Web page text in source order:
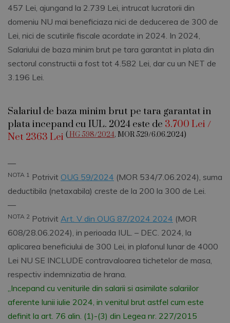
457 Lei, ajungand la 2.739 Lei, intrucat lucratorii din
domeniu NU mai beneficiaza nici de deducerea de 300 de
Lei, nici de scutirile fiscale acordate in 2024. In 2024,
Salariului de baza minim brut pe tara garantat in plata din
sectorul constructii a fost tot 4.582 Lei, dar cu un NET de
3.196 Lei.
Salariul de baza minim brut pe tara garantat in
plata incepand cu IUL. 2024 este de 3.700 Lei /
Net 2363 Lei ( HG 598/2024, MOR 529/6.06.2024)
––
NOTA 1 Potrivit OUG 59/2024 (MOR 534/7.06.2024), suma
deductibila (netaxabila) creste de la 200 la 300 de Lei.
––
NOTA 2 Potrivit Art. V din OUG 87/2024 2024 (MOR
608/28.06.2024), in perioada IUL. – DEC. 2024, la
aplicarea beneficiului de 300 Lei, in plafonul lunar de 4000
Lei NU SE INCLUDE contravaloarea tichetelor de masa,
respectiv indemnizatia de hrana.
„Incepand cu veniturile din salarii si asimilate salariilor
aferente lunii iulie 2024, in venitul brut astfel cum este
definit la art. 76 alin. (1)-(3) din Legea nr. 227/2015